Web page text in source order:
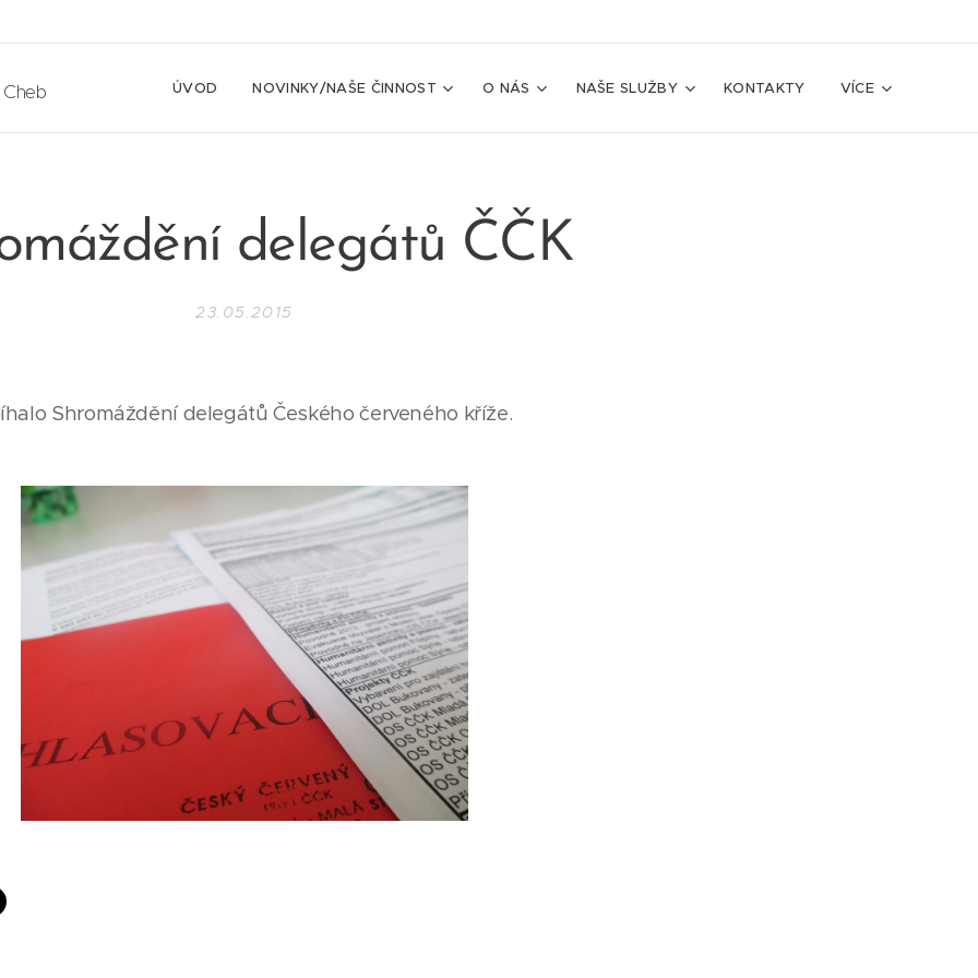
ÚVOD NOVINKY/NAŠE ČINNOST O NÁS NAŠE SLUŽBY KONTAKTY VÍCE
delegátů ČČK
23.05.2015
Shromáždění delegátů Českého červeného kříže.